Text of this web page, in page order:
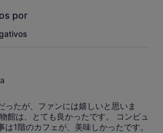
por
ったが、ファンには嬉しいと思いま
館は、とても良かったです。 コンピュ
1階のカフェが、美味しかったです。